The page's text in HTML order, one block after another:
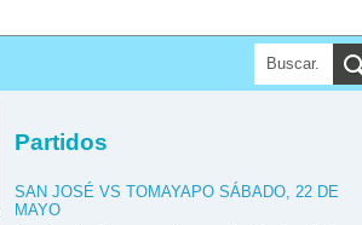
Partidos
SAN JOSÉ VS TOMAYAPO SÁBADO, 22 DE
MAYO